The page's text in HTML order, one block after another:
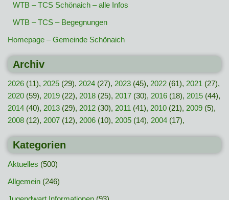
WTB – TCS Schönaich – alle Infos
WTB – TCS – Begegnungen
Homepage – Gemeinde Schönaich
Archiv
2026 (11), 2025 (29), 2024 (27), 2023 (45), 2022 (61), 2021 (27),
2020 (59), 2019 (22), 2018 (25), 2017 (30), 2016 (18), 2015 (44),
2014 (40), 2013 (29), 2012 (30), 2011 (41), 2010 (21), 2009 (5),
2008 (12), 2007 (12), 2006 (10), 2005 (14), 2004 (17),
Kategorien
Aktuelles (500)
Allgemein (246)